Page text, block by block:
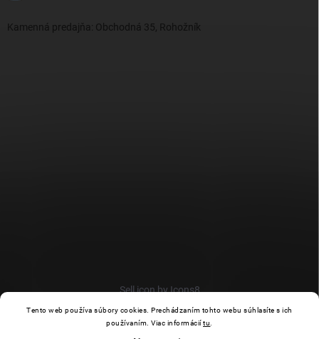
Tento web používa súbory cookies. Prechádzaním tohto webu súhlasíte s ich
používaním. Viac informáciítu
Kamenná predajňa: Obchodná 35, Rohožník
Sell icon by Icons8